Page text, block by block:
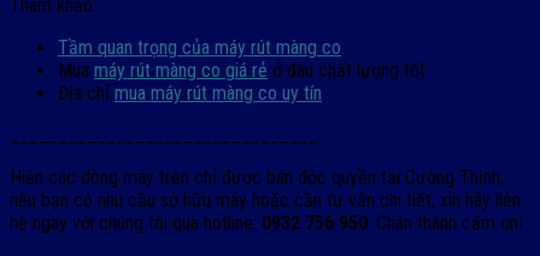
Tham khảo:
Tầm quan trọng của máy rút màng co
Mua máy rút màng co giá rẻ ở đâu chất lượng tốt
Địa chỉ mua máy rút màng co uy tín
Hiện các dòng máy trên chỉ được bán độc quyền tại Cường Thịnh,
nếu bạn có nhu cầu sở hữu máy hoặc cần tư vấn chi tiết, xin hãy liên
hệ ngay với chúng tôi qua hotline: 0932 756 950. Chân thành cảm ơn!